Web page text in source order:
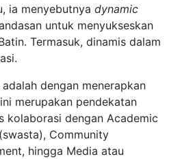
ia menyebutnya dynamic
untuk menyukseskan
Termasuk, dinamis dalam
dengan menerapkan
merupakan pendekatan
kolaborasi dengan Academic
Community
hingga Media atau